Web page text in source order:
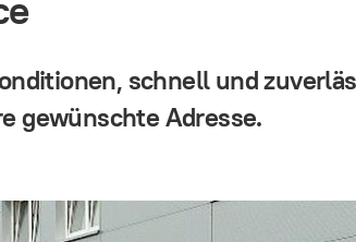
schnell und
gewünschte Adresse.